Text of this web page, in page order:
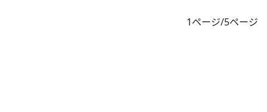
1ページ/5ページ